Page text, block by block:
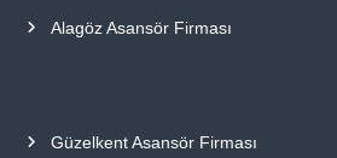
Alagöz Asansör Firması
Güzelkent Asansör Firması